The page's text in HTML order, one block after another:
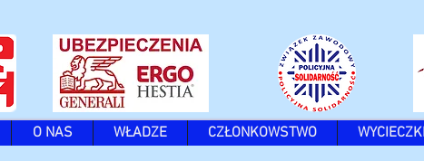
O NAS WŁADZE CZŁONKOWSTWO WYCIECZKI